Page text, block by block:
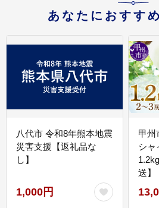
あなたにおすす
八代市 令和8年熊本地震
災害支援【返礼品な
し】
1,000円
甲州
シャ
送】